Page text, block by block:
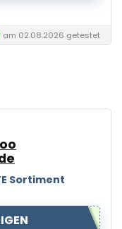
am 02.08.2026 getestet
Sortiment